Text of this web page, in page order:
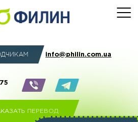
info@philin.com.ua
ПЕРЕВОД